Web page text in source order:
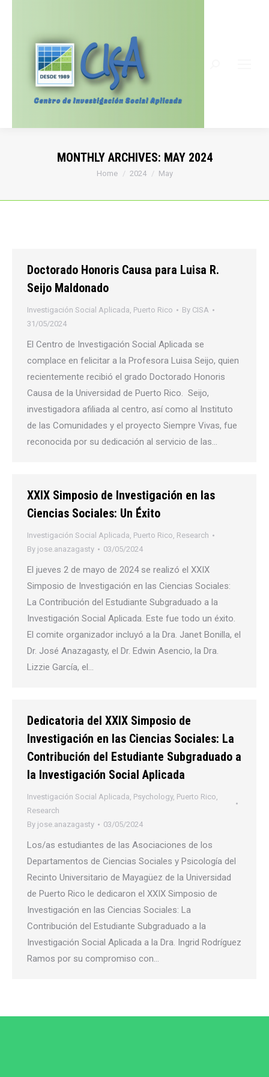
MONTHLY ARCHIVES: MAY 2024
You are here:
Home 2024 May
Doctorado Honoris Causa para Luisa R.
Seijo Maldonado
Investigación Social Aplicada, Puerto Rico By CISA
31/05/2024
El Centro de Investigación Social Aplicada se
complace en felicitar a la Profesora Luisa Seijo, quien
recientemente recibió el grado Doctorado Honoris
Causa de la Universidad de Puerto Rico. Seijo,
investigadora afiliada al centro, así como al Instituto
de las Comunidades y el proyecto Siempre Vivas, fue
reconocida por su dedicación al servicio de las…
XXIX Simposio de Investigación en las
Ciencias Sociales: Un Éxito
Investigación Social Aplicada, Puerto Rico, Research
By jose.anazagasty 03/05/2024
El jueves 2 de mayo de 2024 se realizó el XXIX
Simposio de Investigación en las Ciencias Sociales:
La Contribución del Estudiante Subgraduado a la
Investigación Social Aplicada. Este fue todo un éxito.
El comite organizador incluyó a la Dra. Janet Bonilla, el
Dr. José Anazagasty, el Dr. Edwin Asencio, la Dra.
Lizzie García, el…
Dedicatoria del XXIX Simposio de
Investigación en las Ciencias Sociales: La
Contribución del Estudiante Subgraduado a
la Investigación Social Aplicada
Investigación Social Aplicada, Psychology, Puerto Rico,
Research
By jose.anazagasty 03/05/2024
Los/as estudiantes de las Asociaciones de los
Departamentos de Ciencias Sociales y Psicología del
Recinto Universitario de Mayagüez de la Universidad
de Puerto Rico le dedicaron el XXIX Simposio de
Investigación en las Ciencias Sociales: La
Contribución del Estudiante Subgraduado a la
Investigación Social Aplicada a la Dra. Ingrid Rodríguez
Ramos por su compromiso con…